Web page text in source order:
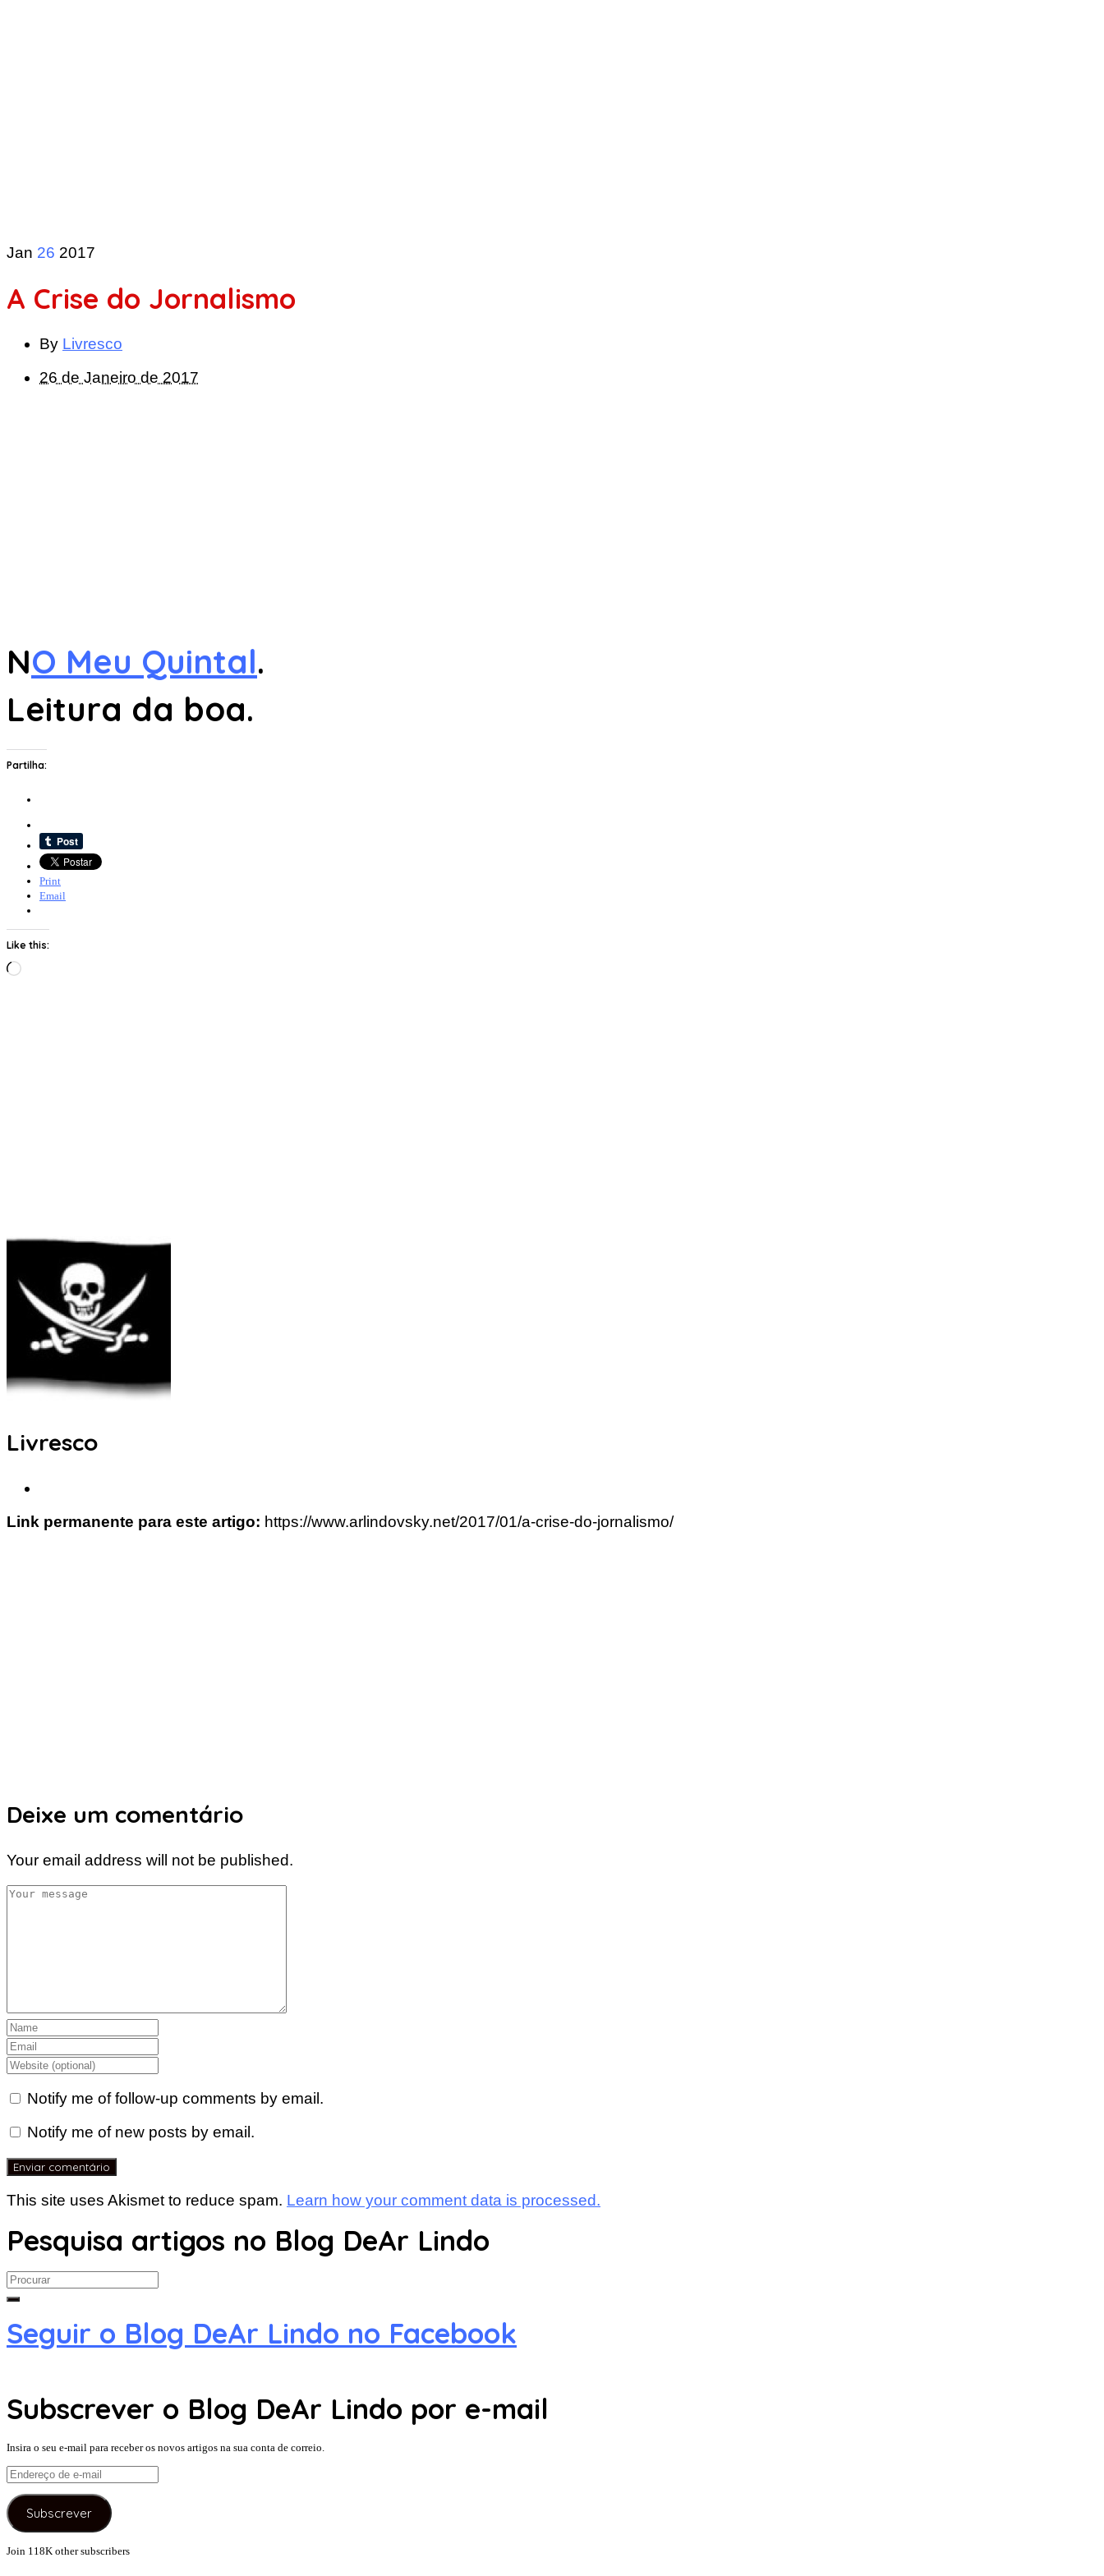
Jan 26 2017
A Crise do Jornalismo
By Livresco
26 de Janeiro de 2017
NO Meu Quintal.
Leitura da boa.
Partilha:
Print
Email
Like this:
Loading…
Livresco
Link permanente para este artigo: https://www.arlindovsky.net/2017/01/a-crise-do-jornalismo/
Deixe um comentário
Your email address will not be published.
Notify me of follow-up comments by email.
Notify me of new posts by email.
This site uses Akismet to reduce spam. Learn how your comment data is processed.
Pesquisa artigos no Blog DeAr Lindo
Search
for:
Seguir o Blog DeAr Lindo no Facebook
Subscrever o Blog DeAr Lindo por e-mail
Insira o seu e-mail para receber os novos artigos na sua conta de correio.
Endereço
de
e-
mail
Subscrever
Join 118K other subscribers